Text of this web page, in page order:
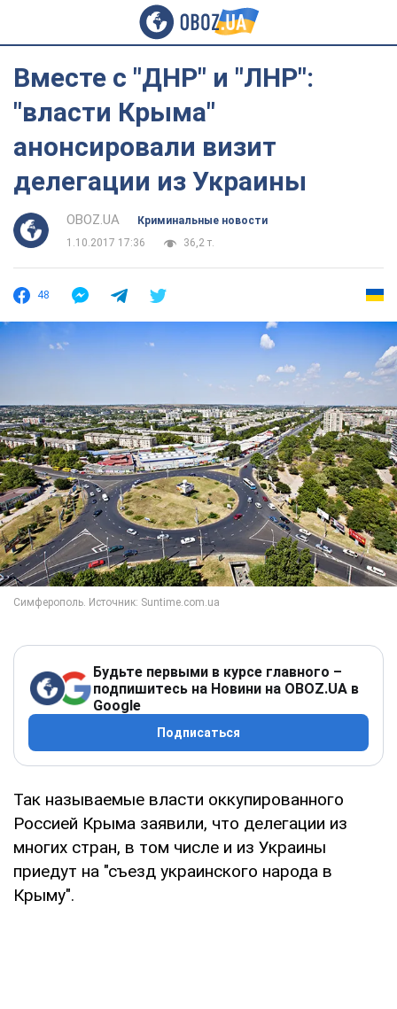
Вместе с "ДНР" и "ЛНР":
"власти Крыма"
анонсировали визит
делегации из Украины
OBOZ.UA
Криминальные новости
1.10.2017 17:36
36,2 т.
48
Будьте первыми в курсе главного –
подпишитесь на Новини на OBOZ.UA в
Google
Подписаться
Так называемые власти оккупированного
Россией Крыма заявили, что делегации из
многих стран, в том числе и из Украины
приедут на "съезд украинского народа в
Крыму".